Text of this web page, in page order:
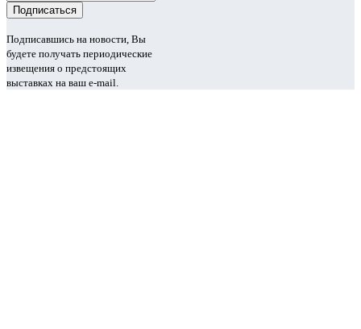
Подписавшись на новости, Вы
будете получать периодические
извещения о предстоящих
выставках на ваш e-mail.